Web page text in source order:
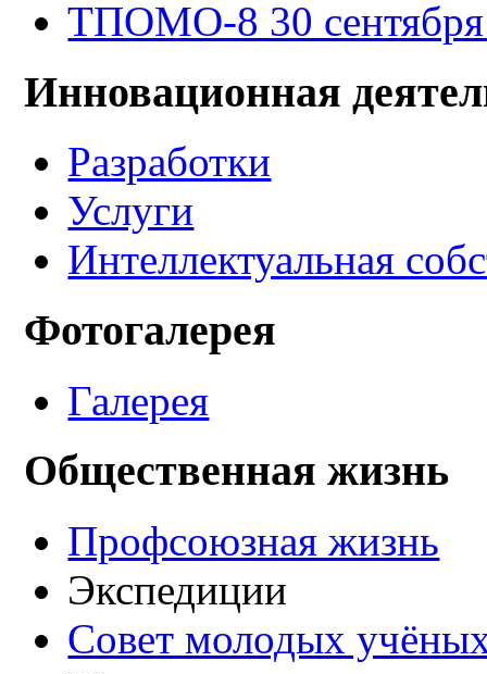
ТПОМО-8 30 сентября
Инновационная
Разработки
Услуги
Интеллектуальная
Фотогалерея
Галерея
Общественная жизнь
Профсоюзная жизнь
Экспедиции
Совет молодых